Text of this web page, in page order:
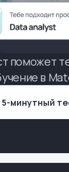
поможет
в
5-минутный